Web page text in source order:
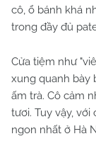
cô, ổ bánh khá
trong đầy đủ
Cửa tiệm như
xung quanh bày
ấm trà. Cô cảm
tươi. Tuy vậy,
ngon nhất ở Hà